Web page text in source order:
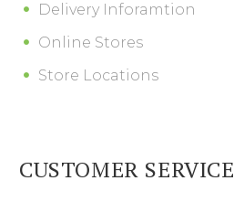
Delivery Inforamtion
Online Stores
Store Locations
CUSTOMER SERVICE